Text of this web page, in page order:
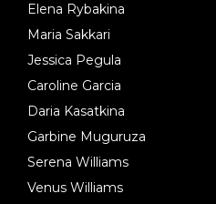
Elena Rybakina
Maria Sakkari
Jessica Pegula
Caroline Garcia
Daria Kasatkina
Garbine Muguruza
Serena Williams
Venus Williams